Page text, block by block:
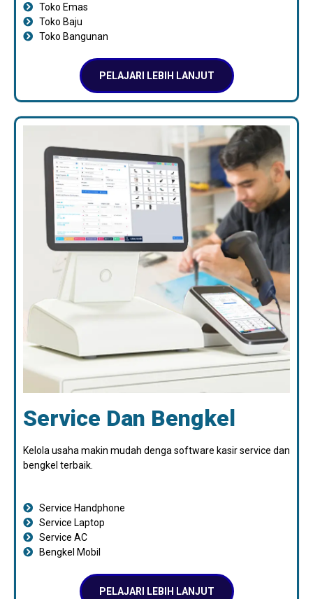
Toko Emas
Toko Baju
Toko Bangunan
PELAJARI LEBIH LANJUT
Service Dan Bengkel
Kelola usaha makin mudah denga software kasir service dan
bengkel terbaik.
Service Handphone
Service Laptop
Service AC
Bengkel Mobil
PELAJARI LEBIH LANJUT